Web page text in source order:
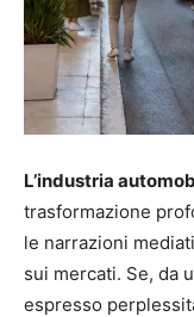
L’industria
trasformazione
le narrazioni
sui mercati. Se, da
espresso